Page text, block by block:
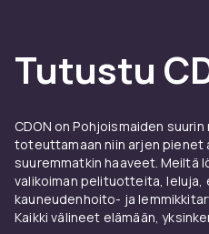
käyttötarkoitukset:
Jatkojohto:
yksittäisen laitteen
tilapäiseen
liikutellaan usein.
Pistorasiapaneeli
muuttamaan yksi
Tutustu
CDON on Pohjoismaiden
toteuttamaan niin arjen pienet
suuremmatkin haaveet. Meiltä
valikoiman pelituotteita, leluja,
kauneudenhoito- ja
Kaikki välineet elämään,